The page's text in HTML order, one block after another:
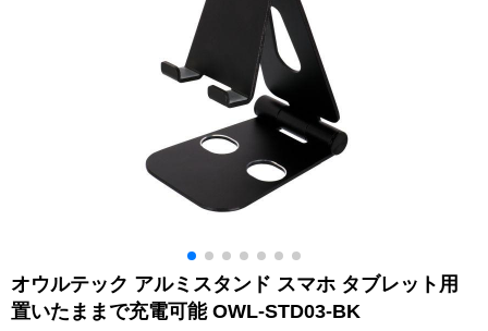
オウルテック アルミスタンド スマホ タブレット用
置いたままで充電可能 OWL-STD03-BK